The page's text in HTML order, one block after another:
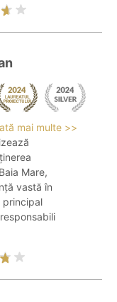
mai multe >>
Mare,
vastă în
principal